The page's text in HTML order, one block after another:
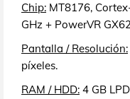
Chip: MT8176,
GHz + PowerVR
Pantalla / Resolución:
píxeles.
RAM / HDD: 4 GB